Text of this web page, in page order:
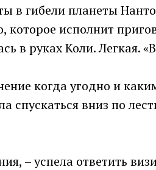
в гибели планеты
исполнит
в руках Коли. Легкая.
когда угодно и
спускаться вниз по
– успела ответить